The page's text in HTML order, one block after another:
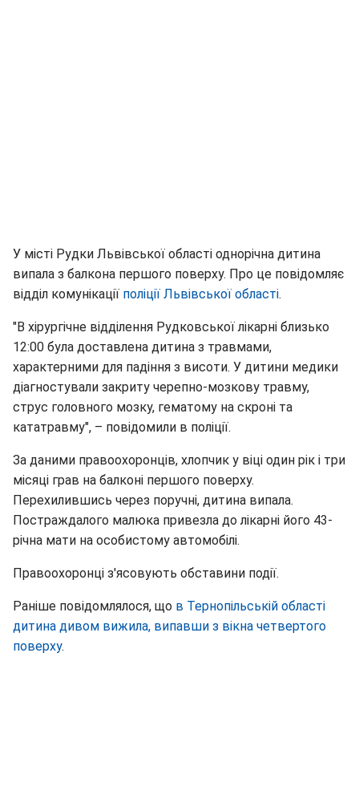
У місті Рудки Львівської області однорічна дитина
випала з балкона першого поверху. Про це повідомляє
відділ комунікації поліції Львівської області.
"В хірургічне відділення Рудковської лікарні близько
12:00 була доставлена дитина з травмами,
характерними для падіння з висоти. У дитини медики
діагностували закриту черепно-мозкову травму,
струс головного мозку, гематому на скроні та
кататравму", – повідомили в поліції.
За даними правоохоронців, хлопчик у віці один рік і три
місяці грав на балконі першого поверху.
Перехилившись через поручні, дитина випала.
Постраждалого малюка привезла до лікарні його 43-
річна мати на особистому автомобілі.
Правоохоронці з'ясовують обставини події.
Раніше повідомлялося, що в Тернопільській області
дитина дивом вижила, випавши з вікна четвертого
поверху.